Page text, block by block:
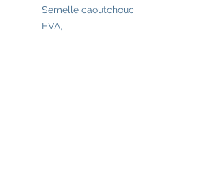
Semelle caoutchouc
EVA,